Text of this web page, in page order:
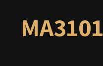
MA3101